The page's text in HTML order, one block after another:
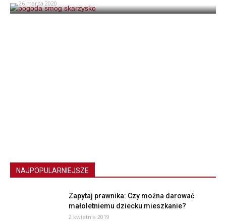
26 marca 2020
NAJPOPULARNIEJSZE
Zapytaj prawnika: Czy można darować
małoletniemu dziecku mieszkanie?
2 kwietnia 2019